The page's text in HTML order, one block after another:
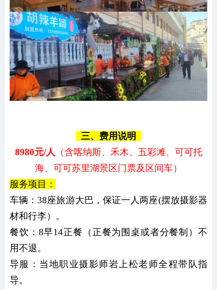
三、费用说明
8980元/人
（含喀纳斯、禾木、五彩滩、可可托
海、可可苏里湖景区门票及区间车）
服务项目：
车辆：38座旅游大巴，保证一人两座(摆放摄影器
材和行李）。
餐饮：8早14正餐（正餐为围桌或者分餐制）不
用不退。
导服：当地职业摄影师岩上松老师全程带队指
导。